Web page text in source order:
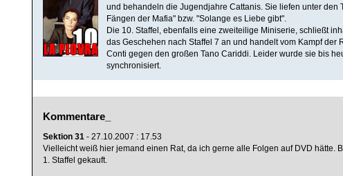
und behandeln die Jugendjahre Cattanis. Sie liefen unter den
Fängen der Mafia" bzw. "Solange es Liebe gibt".
Die 10. Staffel, ebenfalls eine zweiteilige Miniserie, schließt
das Geschehen nach Staffel 7 an und handelt vom Kampf der
Conti gegen den großen Tano Cariddi. Leider wurde sie bis
synchronisiert.
Kommentare_
Sektion 31- 27.10.2007 : 17.53
Vielleicht weiß hier jemand einen Rat, da ich gerne alle Folgen auf DVD hätte.
1. Staffel gekauft.